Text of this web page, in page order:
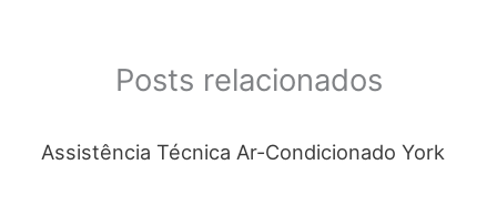
k
p
p
Posts relacionados
Assistência Técnica Ar-Condicionado York